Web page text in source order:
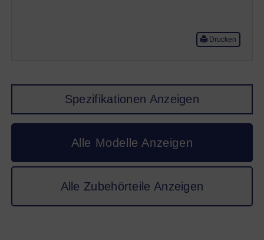
Alle Modelle Anzeigen
Alle Zubehörteile Anzeigen
Drucken
Spezifikationen Anzeigen